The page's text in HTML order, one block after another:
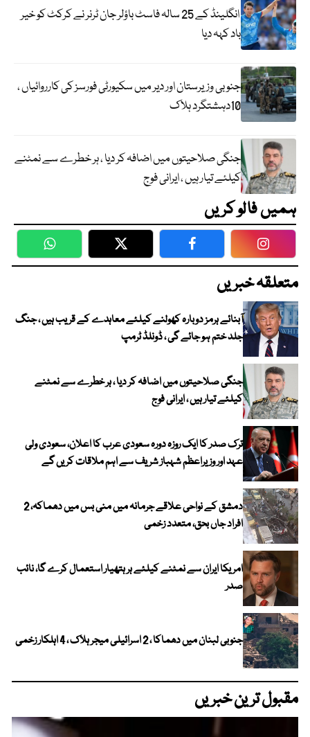
انگلینڈ کے 25 سالہ فاسٹ باؤلر جان ٹرنر نے کرکٹ کو خیر
باد کہہ دیا
جنوبی وزیرستان اور دیر میں سکیورٹی فورسز کی کارروائیاں ،
10دہشتگرد ہلاک
جنگی صلاحیتوں میں اضافہ کر دیا ، ہر خطرے سے نمٹنے
کیلئے تیار ہیں ، ایرانی فوج
ہمیں فالو کریں
WhatsApp Twitter Facebook
متعلقہ خبریں
آبنائے ہرمز دوبارہ کھولنے کیلئے معاہدے کے قریب ہیں ، جنگ
جلد ختم ہو جائے گی ، ڈونلڈ ٹرمپ
جنگی صلاحیتوں میں اضافہ کر دیا ، ہر خطرے سے نمٹنے
کیلئے تیار ہیں ، ایرانی فوج
ترک صدر کا ایک روزہ دورہ سعودی عرب کا اعلان، سعودی ولی
عہد اور وزیراعظم شہباز شریف سے اہم ملاقات کریں گے
دمشق کے نواحی علاقے جرمانہ میں منی بس میں دھماکہ، 2
افراد جاں بحق، متعدد زخمی
امریکا ایران سے نمٹنے کیلئے ہر ہتھیار استعمال کرے گا، نائب
صدر
جنوبی لبنان میں دھماکا ، 2 اسرائیلی میجر ہلاک ، 4 اہلکار زخمی
مقبول ترین خبریں